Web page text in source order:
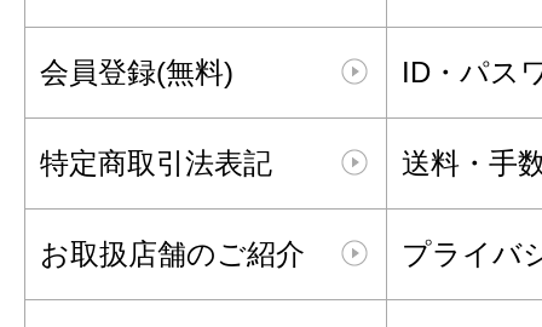
会員登録(無料) ID・パス
特定商取引法表記 送料・手
お取扱店舗のご紹介 プライバ